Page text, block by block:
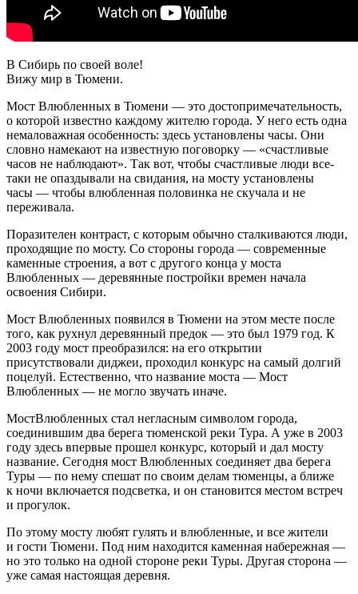
В Сибирь по своей воле!
Вижу мир в Тюмени.
Мост Влюбленных в Тюмени — это достопримечательность,
о которой известно каждому жителю города. У него есть одна
немаловажная особенность: здесь установлены часы. Они
словно намекают на известную поговорку — «счастливые
часов не наблюдают». Так вот, чтобы счастливые люди все-
таки не опаздывали на свидания, на мосту установлены
часы — чтобы влюбленная половинка не скучала и не
переживала.
Поразителен контраст, с которым обычно сталкиваются люди,
проходящие по мосту. Со стороны города — современные
каменные строения, а вот с другого конца у моста
Влюбленных — деревянные постройки времен начала
освоения Сибири.
Мост Влюбленных появился в Тюмени на этом месте после
того, как рухнул деревянный предок — это был 1979 год. К
2003 году мост преобразился: на его открытии
присутствовали диджеи, проходил конкурс на самый долгий
поцелуй. Естественно, что название моста — Мост
Влюбленных — не могло звучать иначе.
МостВлюбленных стал негласным символом города,
соединившим два берега тюменской реки Тура. А уже в 2003
году здесь впервые прошел конкурс, который и дал мосту
название. Сегодня мост Влюбленных соединяет два берега
Туры — по нему спешат по своим делам тюменцы, а ближе
к ночи включается подсветка, и он становится местом встреч
и прогулок.
По этому мосту любят гулять и влюбленные, и все жители
и гости Тюмени. Под ним находится каменная набережная —
но это только на одной стороне реки Туры. Другая сторона —
уже самая настоящая деревня.